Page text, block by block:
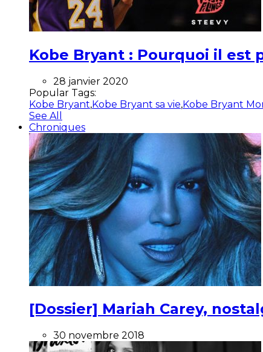
Kobe Bryant : Pourquoi il est
28 janvier 2020
Popular Tags:
Kobe Bryant,Kobe Bryant sa vie,Kobe Bryant
See All
Chroniques
[Dossier] Mariah Carey,
30 novembre 2018